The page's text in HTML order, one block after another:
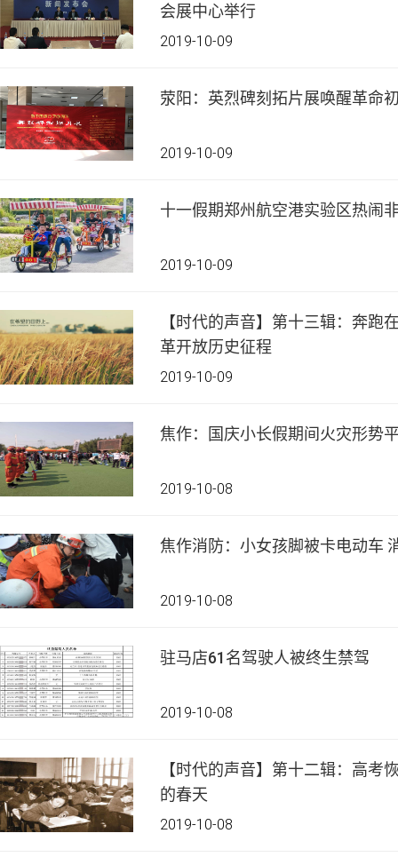
会展中心举行
2019-10-09
荥阳：英烈碑刻拓片展唤醒革命
2019-10-09
2019-10-09
【时代的声音】第十三辑：奔跑
革开放历史征程
2019-10-09
焦作：国庆小长假期间火灾形势
2019-10-08
焦
2019-10-08
驻马店61名驾驶人被终生禁驾
2019-10-08
【时代的声音】第十二辑：高考
的春天
2019-10-08